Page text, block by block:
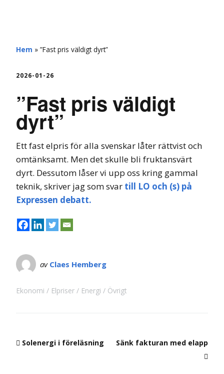
Hem » ”Fast pris väldigt dyrt”
2026-01-26
”Fast pris väldigt
dyrt”
Ett fast elpris för alla svenskar låter rättvist och
omtänksamt. Men det skulle bli fruktansvärt
dyrt. Dessutom låser vi upp oss kring gammal
teknik, skriver jag som svar till LO och (s) på
Expressen debatt.
av Claes Hemberg
Ekonomi Elpriser Energi Övrigt
Solenergi i föreläsning Sänk fakturan med elapp